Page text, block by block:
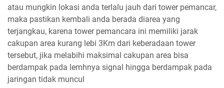
atau mungkin lokasi anda terlalu jauh dari tower pemancar,
maka pastikan kembali anda berada diarea yang
terjangkau, karena tower pemancara ini memiliki jarak
cakupan area kurang lebi 3Km dari keberadaan tower
tersebut, jika melabihi maksimal cakupan area bisa
berdampak pada lemhnya signal hingga berdampak pada
jaringan tidak muncul